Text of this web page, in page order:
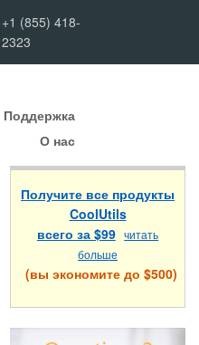
+1 (855) 418-
2323
Поддержка
О нас
Получите все продукты
CoolUtils
всего за $99 читать
больше
(вы экономите до $500)